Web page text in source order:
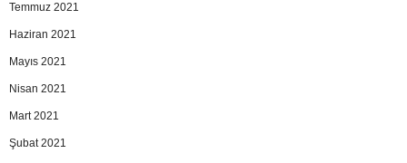
Temmuz 2021
Haziran 2021
Mayıs 2021
Nisan 2021
Mart 2021
Şubat 2021